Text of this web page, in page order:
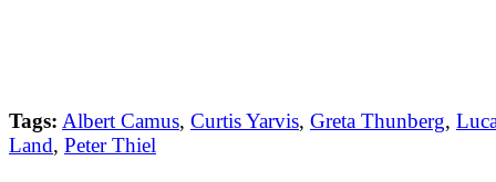
Tags: Albert Camus, Curtis Yarvis, Greta Thunberg,
Land, Peter Thiel